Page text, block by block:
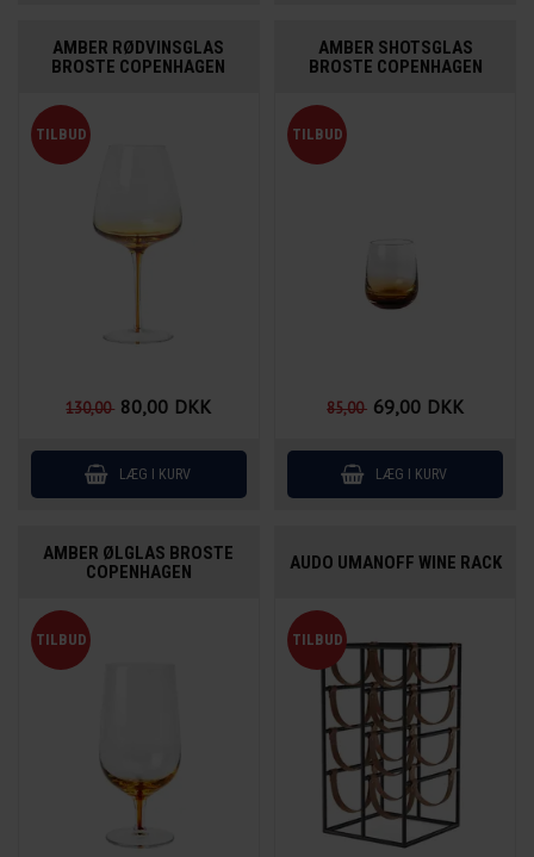
AMBER RØDVINSGLAS
BROSTE COPENHAGEN
130,00 80,00 DKK
AMBER SHOTSGLAS
BROSTE COPENHAGEN
85,00 69,00 DKK
AMBER ØLGLAS BROSTE
COPENHAGEN
AUDO UMANOFF WINE RACK